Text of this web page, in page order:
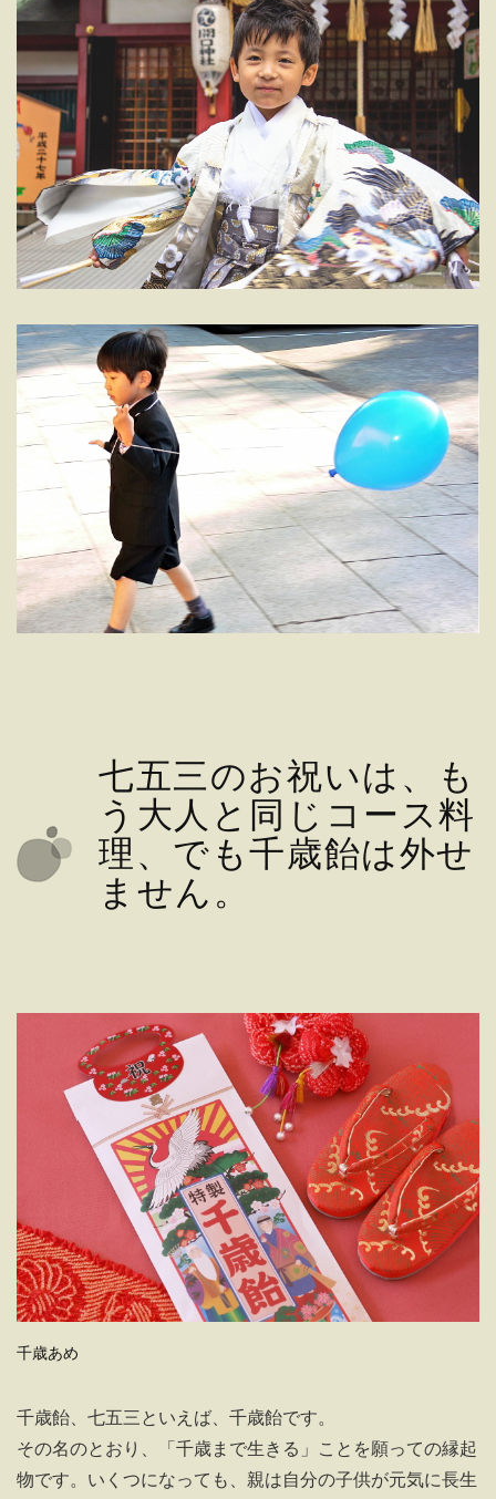
七五三のお祝いは、も
う大人と同じコース料
理、でも千歳飴は外せ
ません。
千歳あめ
千歳飴、七五三といえば、千歳飴です。
その名のとおり、「千歳まで生きる」ことを願っての縁起
物です。いくつになっても、親は自分の子供が元気に長生